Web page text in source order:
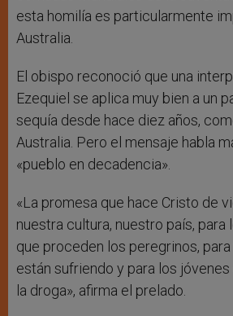
esta homilía es particularmente
Australia.
El obispo reconoció que una
Ezequiel se aplica muy bien a un
sequía desde hace diez años,
Australia. Pero el mensaje habla
«pueblo en decadencia».
«La promesa que hace Cristo de
nuestra cultura, nuestro país, para
que proceden los peregrinos,
están sufriendo y para los
la droga», afirma el prelado.